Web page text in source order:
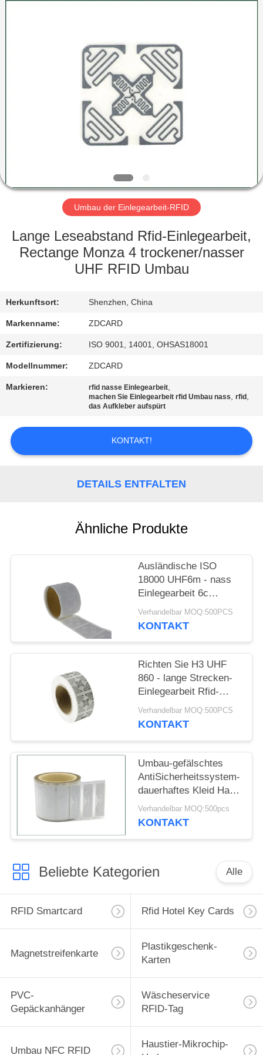
PRODUKTE
FABRIK-
AUSFLUG
QUALITÄTSKONTROLLE
SIE
MIT
UNS
IN
VERBINDUNG
FÄLLE
POLICY
Umbau der Einlegearbeit-RFID
Lange Leseabstand Rfid-Einlegearbeit,
Rectange Monza 4 trockener/nasser
UHF RFID Umbau
Herkunftsort: Shenzhen, China
Markenname: ZDCARD
Zertifizierung: ISO 9001, 14001, OHSAS18001
Modellnummer: ZDCARD
Markieren: rfid nasse Einlegearbeit,
machen Sie Einlegearbeit rfid Umbau nass,rfid ,
das Aufkleber aufspürt
KONTAKT!
DETAILS ENTFALTEN
Ähnliche Produkte
Ausländische ISO
18000 UHF6m - nass
Einlegearbeit 6c
Rectange Rfid
Verhandelbar MOQ:500PCS
KONTAKT
Richten Sie H3 UHF
860 - lange Strecken-
Einlegearbeit Rfid-
Umbau des passiv-
960mhz aus
Verhandelbar MOQ:500PCS
KONTAKT
Umbau-gefälschtes
AntiSicherheitssystem-
dauerhaftes Kleid Hang
Tags Sticker des
Ausländer-H3 der
Verhandelbar MOQ:500pcs
KONTAKT
Beliebte Kategorien Alle
RFID Smartcard Rfid Hotel Key Cards
Magnetstreifenkarte
Plastikgeschenk-
Karten
PVC-
Gepäckanhänger
Wäscheservice
RFID-Tag
Umbau NFC RFID
Haustier-Mikrochip-